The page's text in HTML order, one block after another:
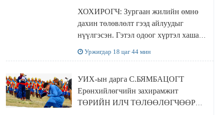
ХОХИРОГЧ: Зургаан жилийн өмнө
дахин төлөвлөлт гээд айлуудыг
нүүлгэсэн. Гэтэл одоог хүртэл хашаа
Уржигдар 18 цаг 44 мин
УИХ-ын дарга С.БЯМБАЦОГТ
Ерөнхийлөгчийн захирамжит
ТӨРИЙН ИЛЧ ТӨЛӨӨЛӨГЧӨӨР